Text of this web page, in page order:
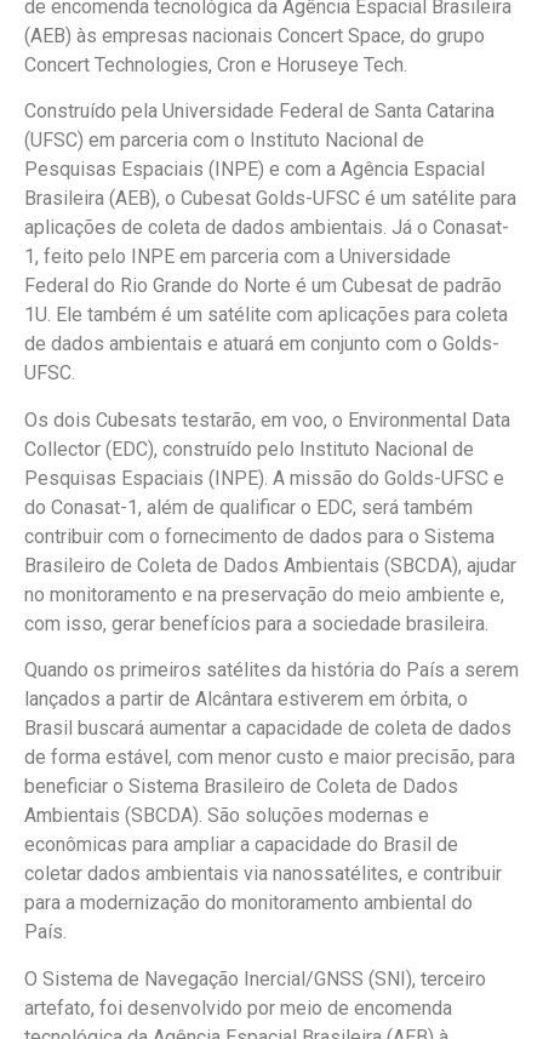
de encomenda tecnológica da Agência Espacial Brasileira
(AEB) às empresas nacionais Concert Space, do grupo
Concert Technologies, Cron e Horuseye Tech.
Construído pela Universidade Federal de Santa Catarina
(UFSC) em parceria com o Instituto Nacional de
Pesquisas Espaciais (INPE) e com a Agência Espacial
Brasileira (AEB), o Cubesat Golds-UFSC é um satélite para
aplicações de coleta de dados ambientais. Já o Conasat-
1, feito pelo INPE em parceria com a Universidade
Federal do Rio Grande do Norte é um Cubesat de padrão
1U. Ele também é um satélite com aplicações para coleta
de dados ambientais e atuará em conjunto com o Golds-
UFSC.
Os dois Cubesats testarão, em voo, o Environmental Data
Collector (EDC), construído pelo Instituto Nacional de
Pesquisas Espaciais (INPE). A missão do Golds-UFSC e
do Conasat-1, além de qualificar o EDC, será também
contribuir com o fornecimento de dados para o Sistema
Brasileiro de Coleta de Dados Ambientais (SBCDA), ajudar
no monitoramento e na preservação do meio ambiente e,
com isso, gerar benefícios para a sociedade brasileira.
Quando os primeiros satélites da história do País a serem
lançados a partir de Alcântara estiverem em órbita, o
Brasil buscará aumentar a capacidade de coleta de dados
de forma estável, com menor custo e maior precisão, para
beneficiar o Sistema Brasileiro de Coleta de Dados
Ambientais (SBCDA). São soluções modernas e
econômicas para ampliar a capacidade do Brasil de
coletar dados ambientais via nanossatélites, e contribuir
para a modernização do monitoramento ambiental do
País.
O Sistema de Navegação Inercial/GNSS (SNI), terceiro
artefato, foi desenvolvido por meio de encomenda